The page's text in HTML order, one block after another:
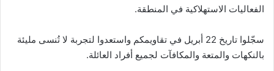
الفعاليات الاستهلاكية في المنطقة.
سجّلوا تاريخ 22 أبريل في تقاويمكم واستعدوا لتجربة لا تُنسى مليئة
بالنكهات والمتعة والمكافآت لجميع أفراد العائلة.